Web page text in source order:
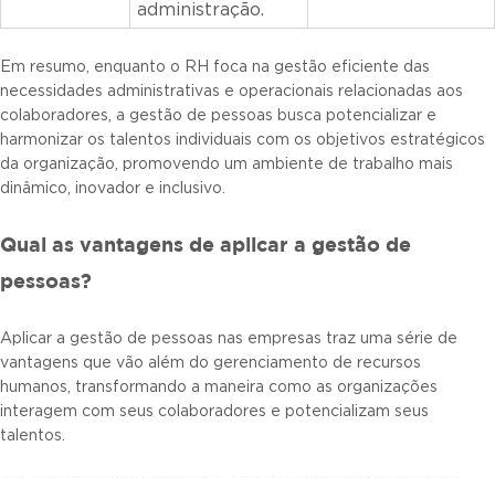
administração.
Em resumo, enquanto o RH foca na gestão eficiente das
necessidades administrativas e operacionais relacionadas aos
colaboradores, a gestão de pessoas busca potencializar e
harmonizar os talentos individuais com os objetivos estratégicos
da organização, promovendo um ambiente de trabalho mais
dinâmico, inovador e inclusivo.
Qual as vantagens de aplicar a gestão de
pessoas?
Aplicar a gestão de pessoas nas empresas traz uma série de
vantagens que vão além do gerenciamento de recursos
humanos, transformando a maneira como as organizações
interagem com seus colaboradores e potencializam seus
talentos.